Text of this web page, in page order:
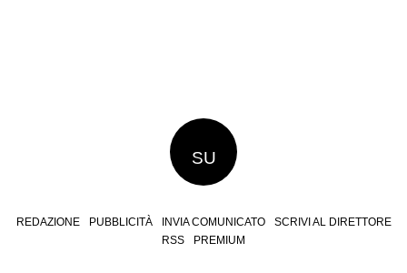
SU
REDAZIONE PUBBLICITÀ INVIA COMUNICATO
SCRIVI AL DIRETTORE
RSS
PREMIUM